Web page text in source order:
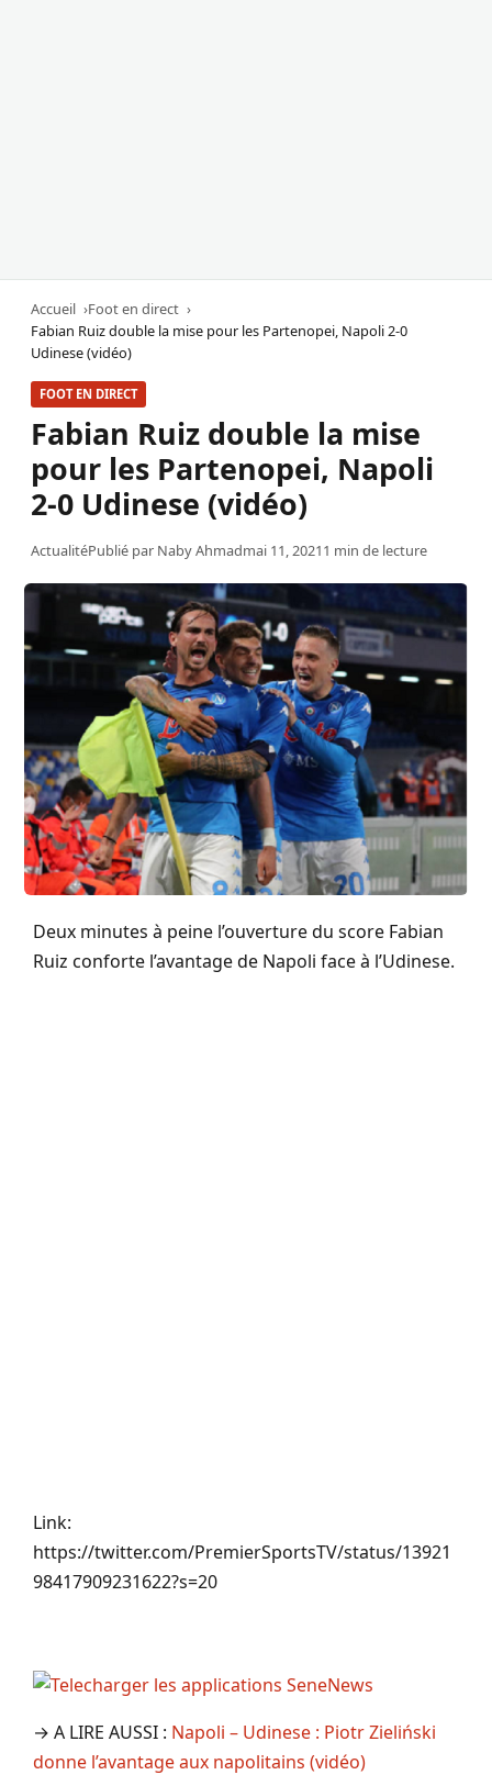
Accueil
Foot en direct
Fabian Ruiz double la mise pour les Partenopei, Napoli 2-0
Udinese (vidéo)
FOOT EN DIRECT
Fabian Ruiz double la mise
pour les Partenopei, Napoli
2-0 Udinese (vidéo)
ActualitéPublié par Naby Ahmadmai 11, 20211 min de lecture
Deux minutes à peine l’ouverture du score Fabian
Ruiz conforte l’avantage de Napoli face à l’Udinese.
Link:
https://twitter.com/PremierSportsTV/status/13921
98417909231622?s=20
→ A LIRE AUSSI : Napoli – Udinese : Piotr Zieliński
donne l’avantage aux napolitains (vidéo)